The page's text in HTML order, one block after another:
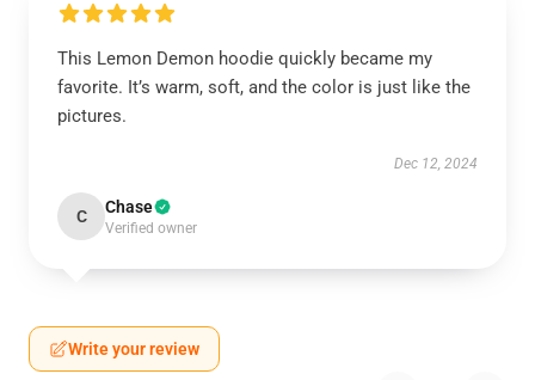
This Lemon Demon hoodie quickly became my
favorite. It’s warm, soft, and the color is just like the
pictures.
Dec 12, 2024
C Chase
Verified owner
Write your review